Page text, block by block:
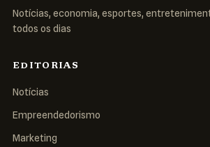
Notícias, economia, esportes,
todos os dias
EDITORIAS
Notícias
Empreendedorismo
Marketing